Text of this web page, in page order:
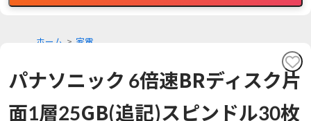
ホーム 家電
パナソニック 6倍速BRディスク片
面1層25GB(追記)スピンドル30枚